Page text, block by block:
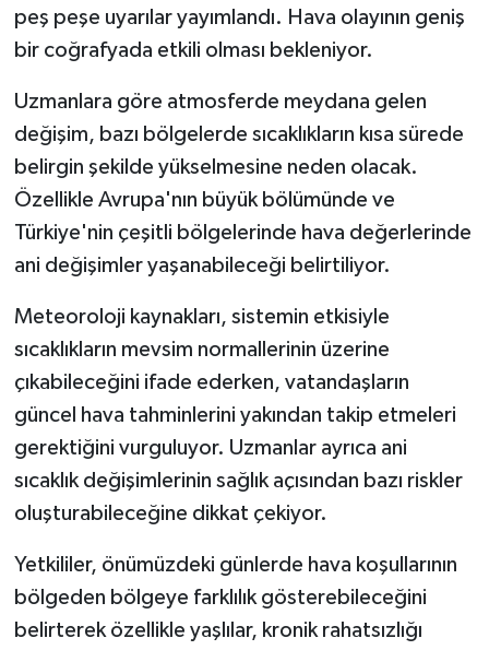
peş peşe uyarılar yayımlandı. Hava olayının geniş
bir coğrafyada etkili olması bekleniyor.
Uzmanlara göre atmosferde meydana gelen
değişim, bazı bölgelerde sıcaklıkların kısa sürede
belirgin şekilde yükselmesine neden olacak.
Özellikle Avrupa'nın büyük bölümünde ve
Türkiye'nin çeşitli bölgelerinde hava değerlerinde
ani değişimler yaşanabileceği belirtiliyor.
Meteoroloji kaynakları, sistemin etkisiyle
sıcaklıkların mevsim normallerinin üzerine
çıkabileceğini ifade ederken, vatandaşların
güncel hava tahminlerini yakından takip etmeleri
gerektiğini vurguluyor. Uzmanlar ayrıca ani
sıcaklık değişimlerinin sağlık açısından bazı riskler
oluşturabileceğine dikkat çekiyor.
Yetkililer, önümüzdeki günlerde hava koşullarının
bölgeden bölgeye farklılık gösterebileceğini
belirterek özellikle yaşlılar, kronik rahatsızlığı